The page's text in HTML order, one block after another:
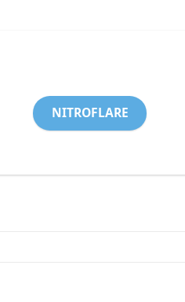
NITROFLARE